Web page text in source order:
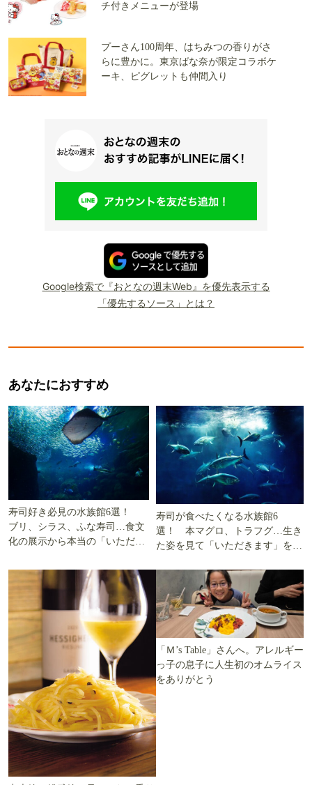
チ付きメニューが登場
プーさん100周年、はちみつの香りがさ
らに豊かに。東京ばな奈が限定コラボケ
ーキ、ピグレットも仲間入り
Google検索で『おとなの週末Web』を優先表示する
「優先するソース」とは？
あなたにおすすめ
寿司好き必見の水族館6選！
ブリ、シラス、ふな寿司…食文
化の展示から本当の「いただき
寿司が食べたくなる水族館6
選！ 本マグロ、トラフグ…生き
た姿を見て「いただきます」を考
「Ｍ’s Table」さんへ。アレルギー
っ子の息子に人生初のオムライス
をありがとう